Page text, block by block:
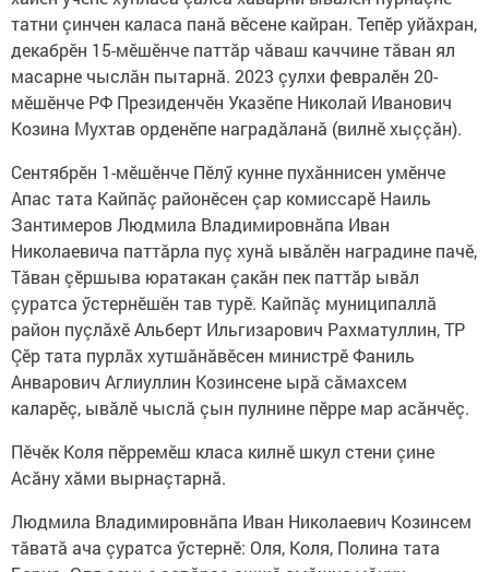
татни çинчен каласа панă вӗсене кайран. Тепӗр уйăхран,
декабрӗн 15-мӗшӗнче паттăр чăваш каччине тăван ял
масарне чыслăн пытарнă. 2023 çулхи февралӗн 20-
мӗшӗнче РФ Президенчӗн Указӗпе Николай Иванович
Козина Мухтав орденӗпе наградăланă (вилнӗ хыççăн).
Сентябрӗн 1-мӗшӗнче Пӗлӳ кунне пухăннисен умӗнче
Апас тата Кайпăç районӗсен çар комиссарӗ Наиль
Зантимеров Людмила Владимировнăпа Иван
Николаевича паттăрла пуç хунă ывăлӗн наградине пачӗ,
Тăван çӗршыва юратакан çакăн пек паттăр ывăл
çуратса ӳстернӗшӗн тав турӗ. Кайпăç муниципаллă
район пуçлăхӗ Альберт Ильгизарович Рахматуллин, ТР
Çӗр тата пурлăх хутшăнăвӗсен министрӗ Фаниль
Анварович Аглиуллин Козинсене ырă сăмахсем
каларӗç, ывăлӗ чыслă çын пулнине пӗрре мар асăнчӗç.
Пӗчӗк Коля пӗрремӗш класа килнӗ шкул стени çине
Асăну хăми вырнаçтарнă.
Людмила Владимировнăпа Иван Николаевич Козинсем
тăватă ача çуратса ӳстернӗ: Оля, Коля, Полина тата